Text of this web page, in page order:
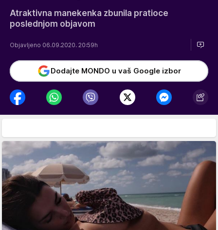
Atraktivna manekenka zbunila pratioce
poslednjom objavom
Objavljeno 06.09.2020. 20:59h
Dodajte MONDO u vaš Google izbor